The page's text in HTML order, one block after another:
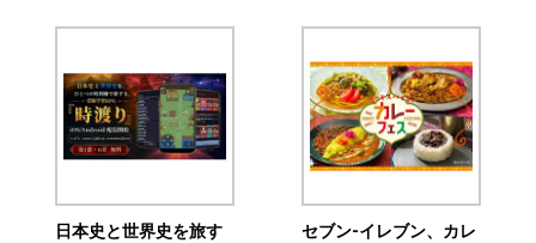
日本史と世界史を旅す
セブン‐イレブン、カレ